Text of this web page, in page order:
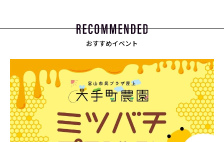
おすすめイベント